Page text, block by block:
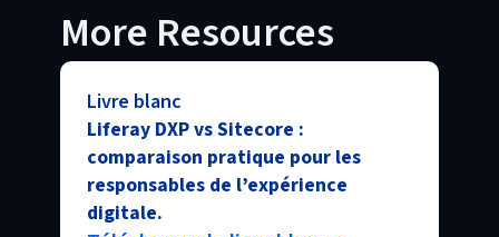
More Resources
Livre blanc
Liferay DXP vs Sitecore :
comparaison pratique pour les
responsables de l’expérience
digitale.